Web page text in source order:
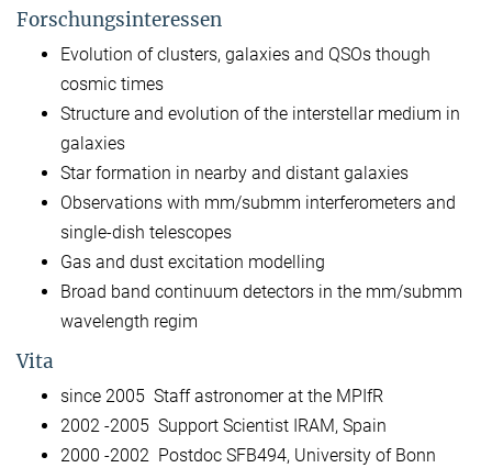
Forschungsinteressen
Evolution of clusters, galaxies and QSOs though
cosmic times
Structure and evolution of the interstellar medium in
galaxies
Star formation in nearby and distant galaxies
Observations with mm/submm interferometers and
single-dish telescopes
Gas and dust excitation modelling
Broad band continuum detectors in the mm/submm
wavelength regim
Vita
since 2005 Staff astronomer at the MPIfR
2002 -2005 Support Scientist IRAM, Spain
2000 -2002 Postdoc SFB494, University of Bonn